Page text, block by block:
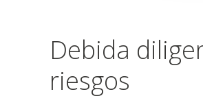
Debida
riesgos